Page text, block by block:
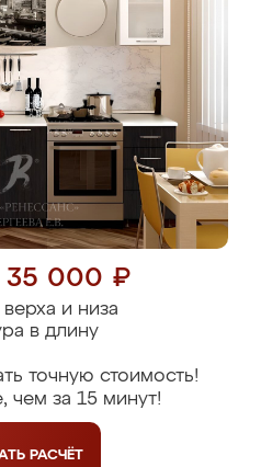
35 000 ₽
и низа
в длину
точную стоимость!
чем за 15 минут!
РАСЧЁТ